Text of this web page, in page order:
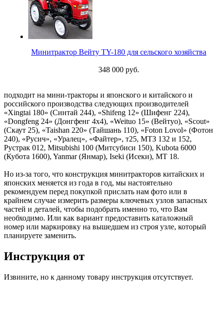
Минитрактор Вейту TY-180 для сельского хозяйства
348 000 руб.
подходит на мини-тракторы и японского и китайского и
российского производства следующих производителей
«Xingtai 180» (Синтай 244), «Shifeng 12» (Шифенг 224),
«Dongfeng 24» (Донгфенг 4х4), «Weituo 15» (Вейтуо), «Scout»
(Скаут 25), «Taishan 220» (Тайшань 110), «Foton Lovol» (Фотон
240), «Русич», «Уралец», «Файтер», т25, МТЗ 132 и 152,
Рустрак 012, Mitsubishi 100 (Митсубиси 150), Kubota 6000
(Кубота 1600), Yanmar (Янмар), Iseki (Исеки), МТ 18.
Но из-за того, что конструкция минитракторов китайских и
японских меняется из года в год, мы настоятельно
рекомендуем перед покупкой прислать нам фото или в
крайнем случае измерить размеры ключевых узлов запасных
частей и деталей, чтобы подобрать именно то, что Вам
необходимо. Или как вариант предоставить каталожный
номер или маркировку на вышедшем из строя узле, который
планируете заменить.
Инструкция от
Извините, но к данному товару инструкция отсутствует.